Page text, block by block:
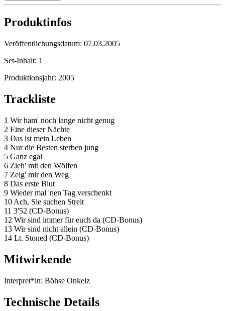
Produktinfos
Veröffentlichungsdatum: 07.03.2005
Set-Inhalt: 1
Produktionsjahr: 2005
Trackliste
1 Wir ham' noch lange nicht genug
2 Eine dieser Nächte
3 Das ist mein Leben
4 Nur die Besten sterben jung
5 Ganz egal
6 Zieh' mit den Wölfen
7 Zeig' mir den Weg
8 Das erste Blut
9 Wieder mal 'nen Tag verschenkt
10 Ach, Sie suchen Streit
11 3'52 (CD-Bonus)
12 Wir sind immer für euch da (CD-Bonus)
13 Wir sind nicht allein (CD-Bonus)
14 Lt. Stoned (CD-Bonus)
Mitwirkende
Interpret*in: Böhse Onkelz
Technische Details